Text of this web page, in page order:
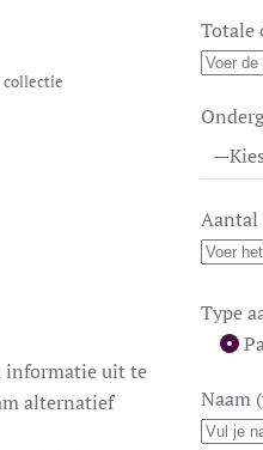
collectie
informatie uit te
alternatief
Totale
Aantal
Type
Naam